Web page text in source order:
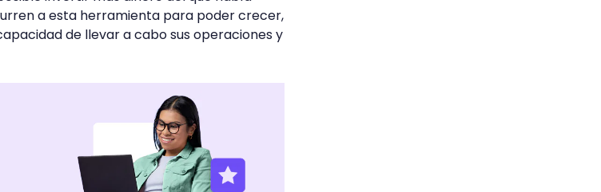
a esta herramienta para poder crecer,
de llevar a cabo sus operaciones y